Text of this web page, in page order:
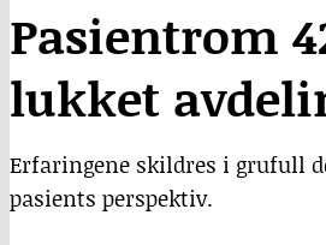
Pasientrom
lukket
Erfaringene skildres i grufull
pasients perspektiv.